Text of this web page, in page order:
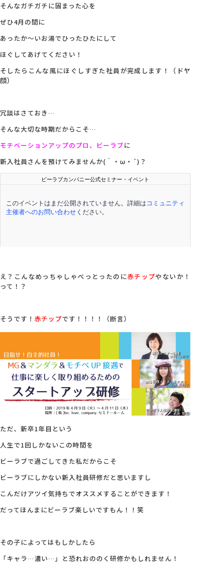
そんなガチガチに固まった心を
ぜひ4月の間に
あったか～いお湯でひったひたにして
ほぐしてあげてください！
そしたらこんな風にほぐしすぎた社員が完成します！
（ドヤ
顔）
冗談はさておき…
そんな大切な時期だからこそ…
モチベーションアップのプロ、ビーラブに
新入社員さんを預けてみませんか(｀・ω・´)？
え？こんなめっちゃしゃべっとったのに赤チップやないか！
って！？
そうです！ 赤チップです！！！！（断言）
ただ、新卒1年目という
人生で1回しかないこの時間を
ビーラブで過ごしてきた私だからこそ
ビーラブにしかない新入社員研修だと思いますし
こんだけアツイ気持ちでオススメすることができます！
だってほんまにビーラブ楽しいですもん！！笑
その子によってはもしかしたら
「キャラ…濃い…」と恐れおののく研修かもしれません！